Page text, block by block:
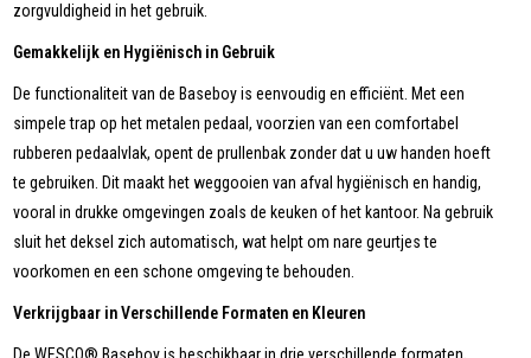
zorgvuldigheid in het gebruik.
Gemakkelijk en Hygiënisch in Gebruik
De functionaliteit van de Baseboy is eenvoudig en efficiënt. Met een
simpele trap op het metalen pedaal, voorzien van een comfortabel
rubberen pedaalvlak, opent de prullenbak zonder dat u uw handen hoeft
te gebruiken. Dit maakt het weggooien van afval hygiënisch en handig,
vooral in drukke omgevingen zoals de keuken of het kantoor. Na gebruik
sluit het deksel zich automatisch, wat helpt om nare geurtjes te
voorkomen en een schone omgeving te behouden.
Verkrijgbaar in Verschillende Formaten en Kleuren